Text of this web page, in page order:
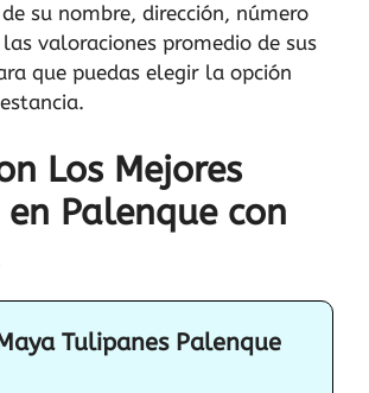
su nombre, dirección, número
valoraciones promedio de sus
que puedas elegir la opción
Los Mejores
Palenque con
Tulipanes Palenque